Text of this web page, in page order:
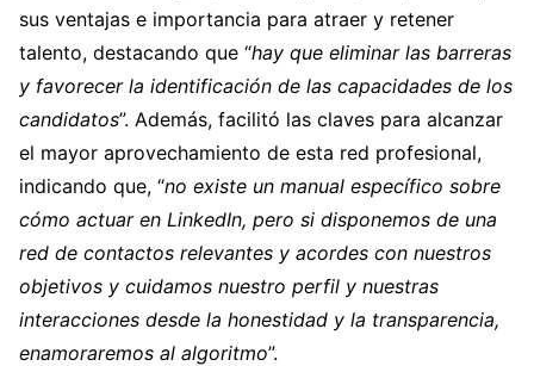
sus ventajas e importancia para atraer y retener
talento, destacando que “hay que eliminar las barreras
y favorecer la identificación de las capacidades de los
candidatos”. Además, facilitó las claves para alcanzar
el mayor aprovechamiento de esta red profesional,
indicando que, “no existe un manual específico sobre
cómo actuar en LinkedIn, pero si disponemos de una
red de contactos relevantes y acordes con nuestros
objetivos y cuidamos nuestro perfil y nuestras
interacciones desde la honestidad y la transparencia,
enamoraremos al algoritmo”.